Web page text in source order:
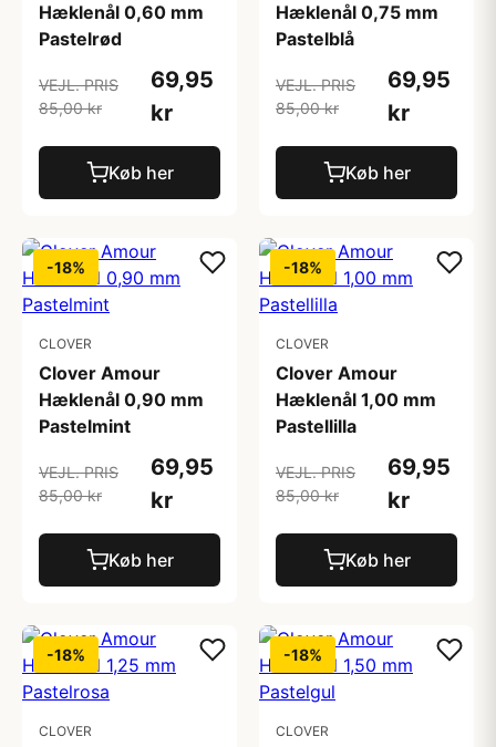
Hæklenål 0,60 mm
Pastelrød
VEJL. PRIS
85,00 kr
69,95
kr
Køb her
Hæklenål 0,75 mm
Pastelblå
VEJL. PRIS
85,00 kr
69,95
kr
Køb her
-18%
CLOVER
Clover Amour
Hæklenål 0,90 mm
Pastelmint
VEJL. PRIS
85,00 kr
69,95
kr
Køb her
-18%
CLOVER
Clover Amour
Hæklenål 1,00 mm
Pastellilla
VEJL. PRIS
85,00 kr
69,95
kr
Køb her
-18%
CLOVER
-18%
CLOVER